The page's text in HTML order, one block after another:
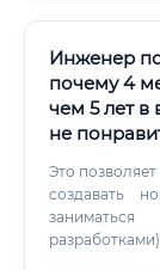
Инженер
почему 4
чем 5 лет в
не
Это
создавать